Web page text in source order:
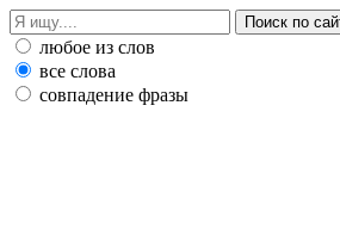
любое из слов
все слова
совпадение фразы